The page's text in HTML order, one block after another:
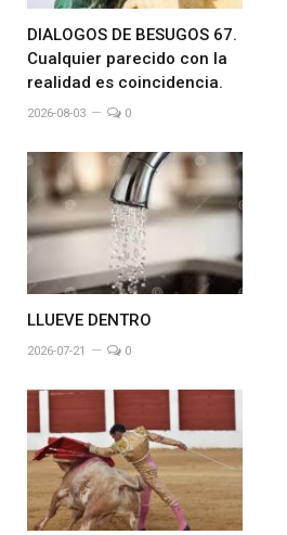
DIALOGOS DE BESUGOS 67.
Cualquier parecido con la
realidad es coincidencia.
2026-08-03 0
LLUEVE DENTRO
2026-07-21 0